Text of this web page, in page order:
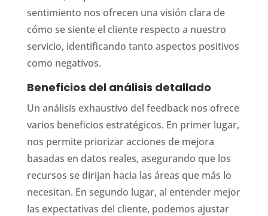
sentimiento nos ofrecen una visión clara de
cómo se siente el cliente respecto a nuestro
servicio, identificando tanto aspectos positivos
como negativos.
Beneficios del análisis detallado
Un análisis exhaustivo del feedback nos ofrece
varios beneficios estratégicos. En primer lugar,
nos permite priorizar acciones de mejora
basadas en datos reales, asegurando que los
recursos se dirijan hacia las áreas que más lo
necesitan. En segundo lugar, al entender mejor
las expectativas del cliente, podemos ajustar